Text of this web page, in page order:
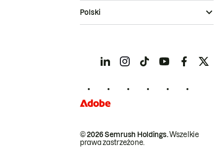
© 2026 Semrush Holdings.Wszelkie
prawa zastrzeżone.
Polski